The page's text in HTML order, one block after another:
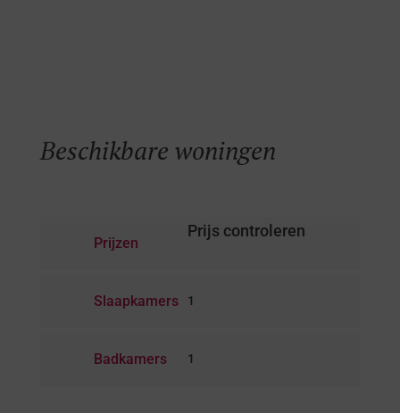
Beschikbare woningen
Prijzen
Prijs controleren
Slaapkamers 1
Badkamers 1